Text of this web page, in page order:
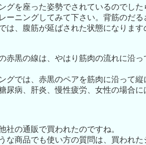
グを座った姿勢でされているのでし
ーニングしてみて下さい。背筋のだ
は、腹筋が延ばされた状態になりま
赤黒の線は、やはり筋肉の流れに沿
グでは、赤黒のペアを筋肉に沿って
尿病、肝炎、慢性疲労、女性の場合
社の通販で買われたのですね。
な商品でも使い方の質問は、買われ